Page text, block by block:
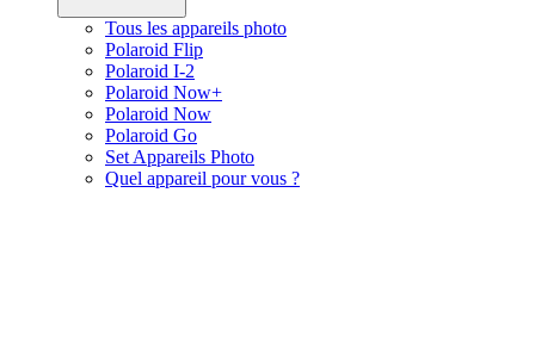
Tous les appareils photo
Polaroid Flip
Polaroid I-2
Polaroid Now+
Polaroid Now
Polaroid Go
Set Appareils Photo
Quel appareil pour vous ?